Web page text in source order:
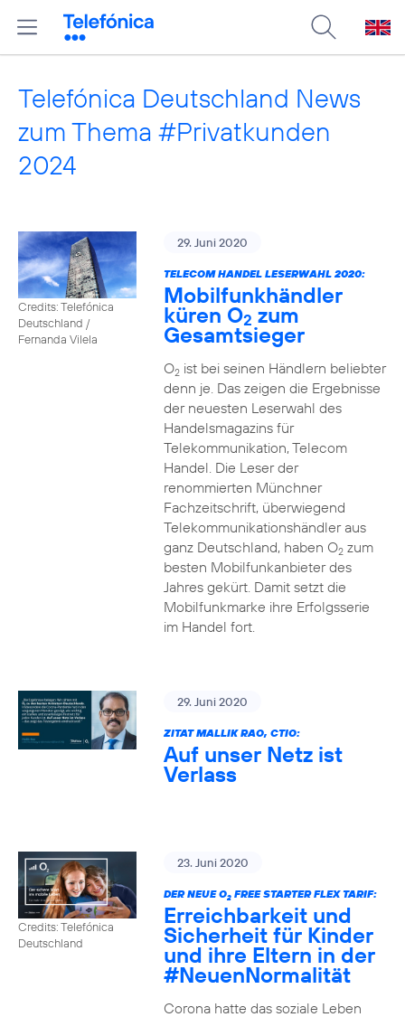
Telefónica Deutschland News
zum Thema #Privatkunden
2024
Credits: Telefónica
Deutschland /
Fernanda Vilela
29. Juni 2020
TELECOM HANDEL LESERWAHL 2020:
Mobilfunkhändler
küren O2 zum
Gesamtsieger
O2ist bei seinen Händlern beliebter
denn je. Das zeigen die Ergebnisse
der neuesten Leserwahl des
Handelsmagazins für
Telekommunikation, Telecom
Handel. Die Leser der
renommierten Münchner
Fachzeitschrift, überwiegend
Telekommunikationshändler aus
ganz Deutschland, haben O2zum
besten Mobilfunkanbieter des
Jahres gekürt. Damit setzt die
Mobilfunkmarke ihre Erfolgsserie
im Handel fort.
29. Juni 2020
ZITAT MALLIK RAO, CTIO:
Auf unser Netz ist
Verlass
Credits: Telefónica
Deutschland
23. Juni 2020
DER NEUE O2FREE STARTER FLEX TARIF:
Erreichbarkeit und
Sicherheit für Kinder
und ihre Eltern in der
#NeuenNormalität
Corona hatte das soziale Leben